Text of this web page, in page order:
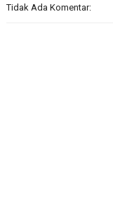
Tidak Ada Komentar: